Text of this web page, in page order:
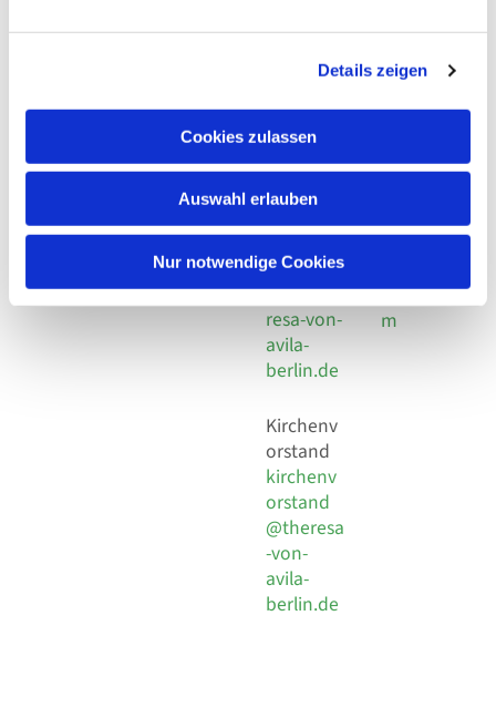
Details zeigen
Cookies zulassen
Auswahl erlauben
Nur notwendige Cookies
Adresse
Kirchengemeinde Pfarrei
Hl. Theresa von Avila Berlin
Leitender Pfarrer - Norbert
Behaimstr. 39
Kont
Telefon
+49 30
924 64 28
Fax +49
30 924 54
18
E-Mail
info@the
resa-von-
avila-
berlin.de
Kirchenv
orstand
kirchenv
orstand
@theresa
-von-
avila-
berlin.de
Links
Datensch
utz
Social
Impressu
m